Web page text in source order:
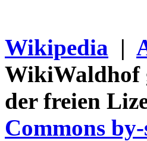
Wikipedia |
WikiWaldhof
der freien
Commons by-